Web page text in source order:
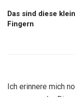
Das sind diese
Fingern
Ich erinnere mich